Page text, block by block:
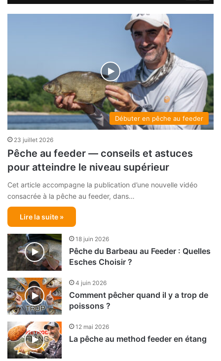
Débuter en pêche au feeder
23 juillet 2026
Pêche au feeder — conseils et astuces
pour atteindre le niveau supérieur
Cet article accompagne la publication d’une nouvelle vidéo
consacrée à la pêche au feeder, dans…
Lire la suite »
18 juin 2026
Pêche du Barbeau au Feeder : Quelles
Esches Choisir ?
4 juin 2026
Comment pêcher quand il y a trop de
poissons ?
12 mai 2026
La pêche au method feeder en étang